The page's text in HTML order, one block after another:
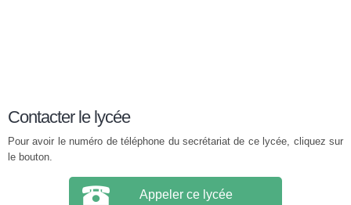
Contacter le lycée
Pour avoir le numéro de téléphone du secrétariat de ce lycée, cliquez sur
le bouton.
Appeler ce lycée